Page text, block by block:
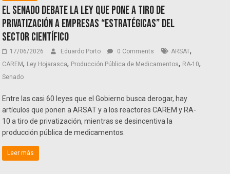
El Senado debate la ley que pone a tiro de
privatización a empresas “estratégicas” del
sector científico
17/06/2026 Eduardo Porto 0 Comments ARSAT,
CAREM, Ley Hojarasca, Producción Pública de Medicamentos, RA-10,
Senado
Entre las casi 60 leyes que el Gobierno busca derogar, hay
artículos que ponen a ARSAT y a los reactores CAREM y RA-
10 a tiro de privatización, mientras se desincentiva la
producción pública de medicamentos.
Leer más